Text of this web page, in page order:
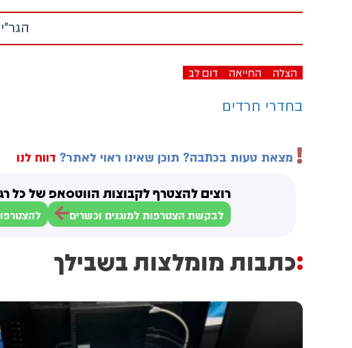
הצלה החייאה דום לב
בחדרי חרדים
מצאת טעות בכתבה? תוכן שאינו ראוי לאתר? דווח לנו
רוצים להצטרף לקבוצות הווטסאפ של כל
לבקשת הצטרפות למוגנים וכשרים
כתבות מומלצות בשבילך